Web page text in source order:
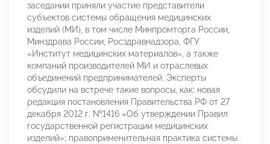
заседании приняли участие представители
субъектов системы обращения медицинских
изделий (МИ), в том числе Минпромторга России,
Минздрава России, Росздравнадзора, ФГУ
«Институт медицинских материалов», а также
компаний производителей МИ и отраслевых
объединений предпринимателей. Эксперты
обсудили на встрече такие вопросы, как: новая
редакция постановления Правительства РФ от 27
декабря 2012 г. №1416 «Об утверждении Правил
государственной регистрации медицинских
изделий»; правоприменительная практика системы